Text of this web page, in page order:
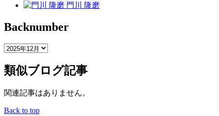
門川 隆磨
Backnumber
類似ブログ記事
関連記事はありません。
Back to top